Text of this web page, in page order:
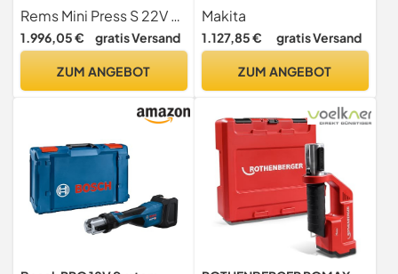
Pressbacken 10017963
Rems Mini Press S 22V Pressmaschine mit 3 Pressbacken 10017963
1.996,05 € gratis Versand
ZUM ANGEBOT
6-teiliges Kombi-Kit
komplett mit 3 x 5,0 Ah
Akkus und Ladegerät mit
Lieferung in einer LXT
Makita
1.127,85 € gratis Versand
ZUM ANGEBOT